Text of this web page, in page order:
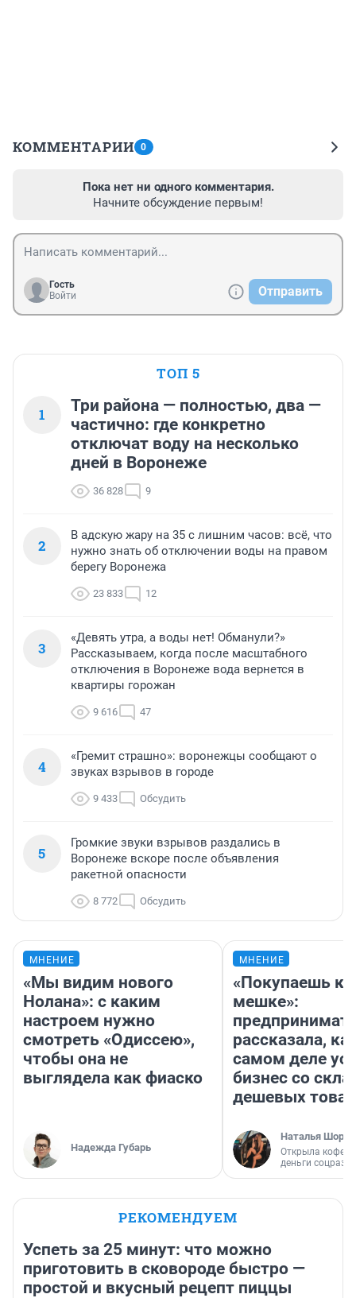
КОММЕНТАРИИ 0
Пока нет ни одного комментария.
Начните обсуждение первым!
Гость
Войти
Отправить
ТОП 5
1
Три района — полностью, два —
частично: где конкретно
отключат воду на несколько
дней в Воронеже
36 828 9
2
В адскую жару на 35 с лишним часов: всё, что
нужно знать об отключении воды на правом
берегу Воронежа
23 833 12
3
«Девять утра, а воды нет! Обманули?»
Рассказываем, когда после масштабного
отключения в Воронеже вода вернется в
квартиры горожан
9 616 47
4
«Гремит страшно»: воронежцы сообщают о
звуках взрывов в городе
9 433 Обсудить
5
Громкие звуки взрывов раздались в
Воронеже вскоре после объявления
ракетной опасности
8 772 Обсудить
МНЕНИЕ
«Мы видим нового
Нолана»: с каким
настроем нужно
смотреть «Одиссею»,
чтобы она не
выглядела как фиаско
Надежда Губарь
МНЕНИЕ
«Покупаешь
мешке»:
рассказала,
самом деле
бизнес со
дешевых
Наталья
Открыла
деньги
РЕКОМЕНДУЕМ
Успеть за 25 минут: что можно
приготовить в сковороде быстро —
простой и вкусный рецепт пиццы